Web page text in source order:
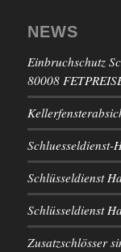
NEWS
Einbruchschutz
80008
Schluesseldienst-
Schlüsseldienst
Schlüsseldienst
Zusatzschlösser